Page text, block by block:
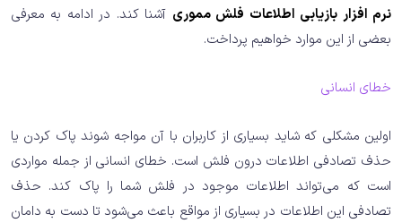
نرم افزار بازیابی اطلاعات فلش مموری آشنا کند. در ادامه به معرفی
بعضی از این موارد خواهیم پرداخت.
خطای انسانی
اولین مشکلی که شاید بسیاری از کاربران با آن مواجه شوند پاک کردن یا
حذف تصادفی اطلاعات درون فلش است. خطای انسانی از جمله مواردی
است که می‌تواند اطلاعات موجود در فلش شما را پاک کند. حذف
تصادفی این اطلاعات در بسیاری از مواقع باعث می‌شود تا دست به دامان